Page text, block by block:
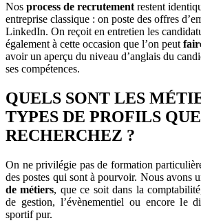
Nos process de recrutement restent
entreprise classique : on poste des offres
LinkedIn. On reçoit en entretien les
également à cette occasion que l’on peut
avoir un aperçu du niveau d’anglais du
ses compétences.
QUELS SONT LES
TYPES DE PROFILS
RECHERCHEZ ?
On ne privilégie pas de formation
des postes qui sont à pourvoir. Nous avons
de métiers, que ce soit dans la
de gestion, l’évènementiel ou encore le
sportif pur.